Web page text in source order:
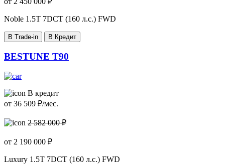
Noble 1.5T 7DCT (160 л.с.) FWD
В Trade-in В Кредит
BESTUNE T90
В кредит
от 36 509 ₽/мес.
2 582 000 ₽
от 2 190 000 ₽
Luxury 1.5T 7DCT (160 л.с.) FWD